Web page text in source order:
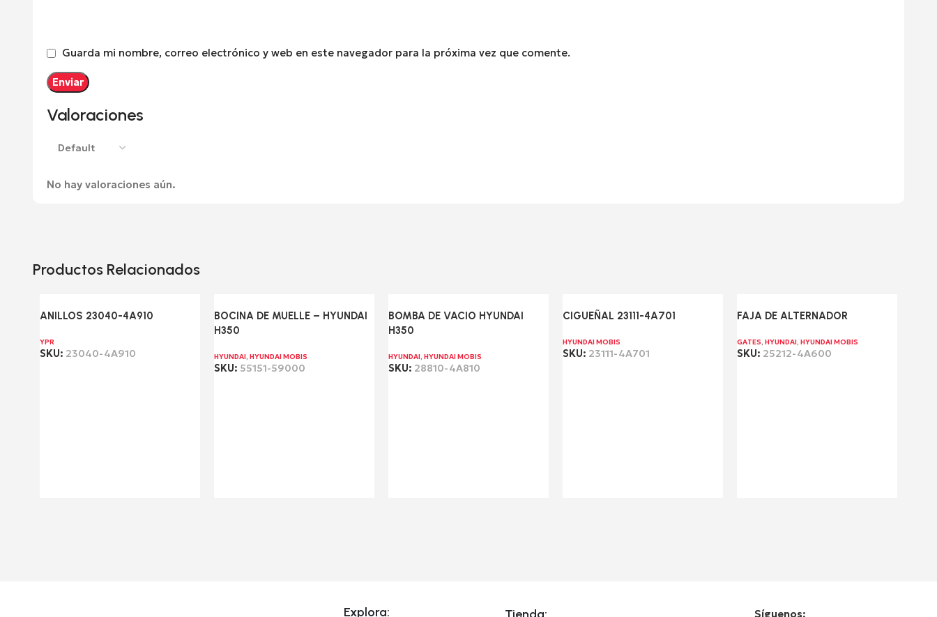
Valoraciones
No hay valoraciones aún.
Guarda mi nombre, correo electrónico y web en este navegador para la próxima vez que comente.
Productos Relacionados
ANILLOS 23040-4A910
YPR
SKU: 23040-4A910
BOCINA DE MUELLE – HYUNDAI
H350
HYUNDAI, HYUNDAI MOBIS
SKU: 55151-59000
BOMBA DE VACIO HYUNDAI
H350
HYUNDAI, HYUNDAI MOBIS
SKU: 28810-4A810
CIGUEÑAL 23111-4A701
HYUNDAI MOBIS
SKU: 23111-4A701
FAJA DE ALTERNADOR
GATES, HYUNDAI, HYUNDAI MOBIS
SKU: 25212-4A600
Explora: Síguenos: